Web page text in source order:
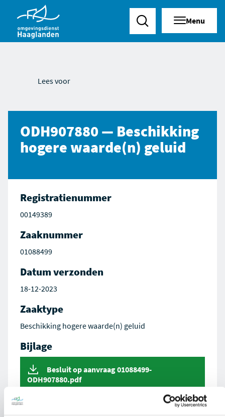
Zoeken Menu
Lees voor
ODH907880 — Beschikking
hogere waarde(n) geluid
Registratienummer
00149389
Zaaknummer
01088499
Datum verzonden
18-12-2023
Zaaktype
Beschikking hogere waarde(n) geluid
Bijlage
Besluit op aanvraag 01088499-
ODH907880.pdf